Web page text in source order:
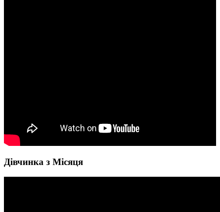
Дівчинка з Місяця